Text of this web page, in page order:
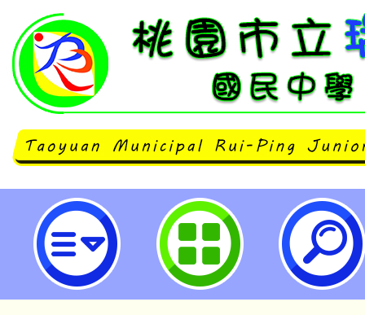
112學年度桃連區國民中學技藝技
入學高級中等學校專業群科簡章-
中學